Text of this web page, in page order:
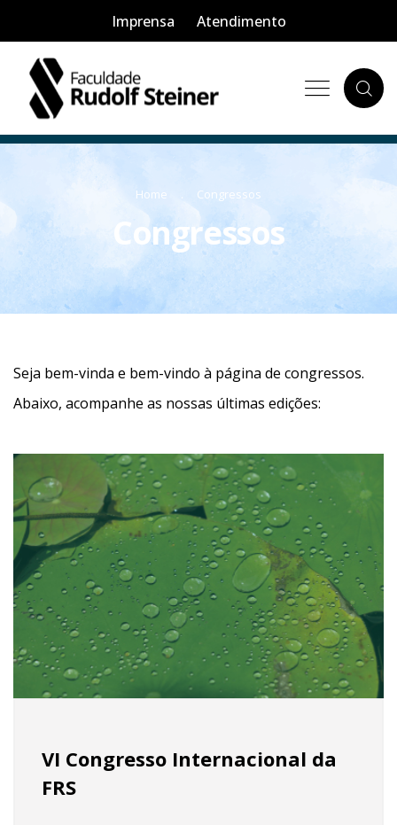
Imprensa Atendimento
Home Congressos
Congressos
Seja bem-vinda e bem-vindo à página de congressos.
Abaixo, acompanhe as nossas últimas edições:
VI Congresso Internacional da
FRS